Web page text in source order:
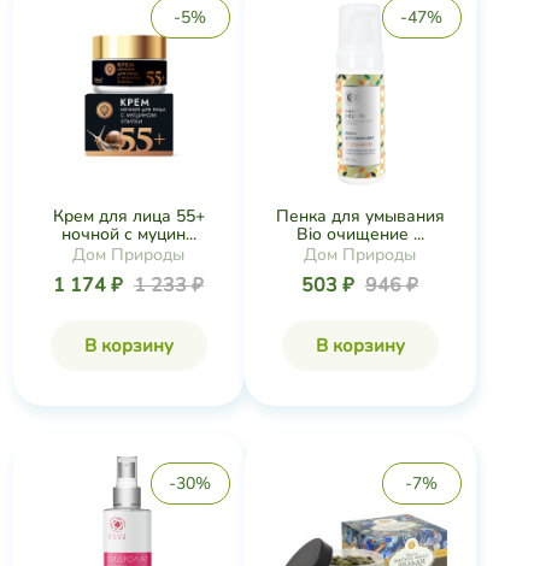
-5%
Крем для лица 55+
ночной с муцин...
Дом Природы
1 174 ₽ 1 233 ₽
В корзину
-47%
Пенка для умывания
Bio очищение ...
Дом Природы
503 ₽ 946 ₽
В корзину
-30% -7%